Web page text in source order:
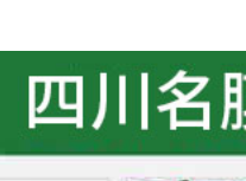
136... 5吨小型污水处理设备
137... 30吨医疗污水处理设
155... 1000吨污水处理厂咨